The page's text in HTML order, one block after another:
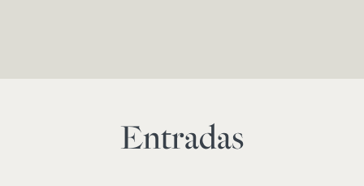
Entradas